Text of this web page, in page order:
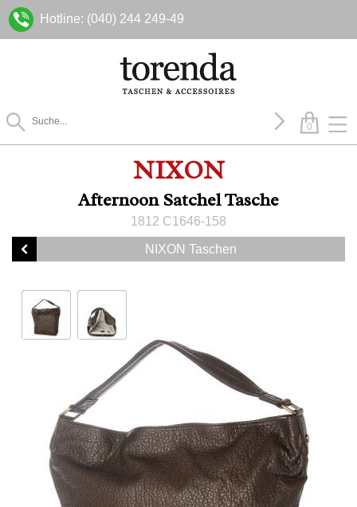
Hotline: (040) 244 249-49
0
NIXON
Afternoon Satchel Tasche
1812 C1646-158
NIXON Taschen